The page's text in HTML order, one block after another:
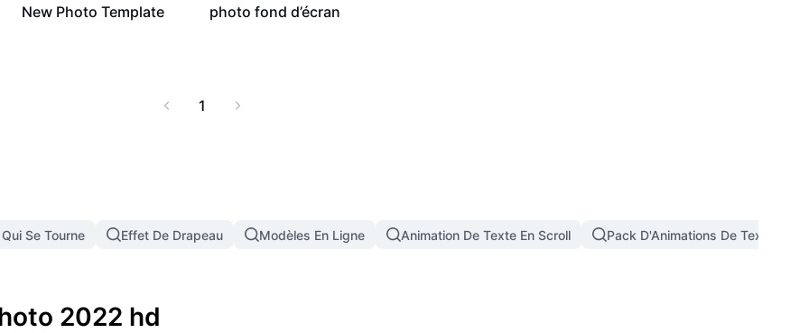
14
New Photo Template 3
photo fond d’écran
1
Se Tourne Effet De Drapeau Modèles En Ligne Animation De Texte En Scroll Pack D'Animations De Texte
2022 hd